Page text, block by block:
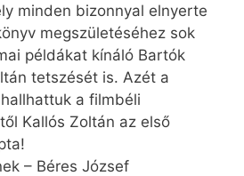
minden bizonnyal elnyerte
megszületéséhez sok
példákat kínáló Bartók
tetszését is. Azét a
a filmbéli
Kallós Zoltán az első
– Béres József